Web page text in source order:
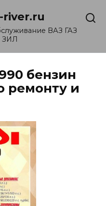
river.ru
ВАЗ ГАЗ
ЗИЛ
бензин
ремонту и